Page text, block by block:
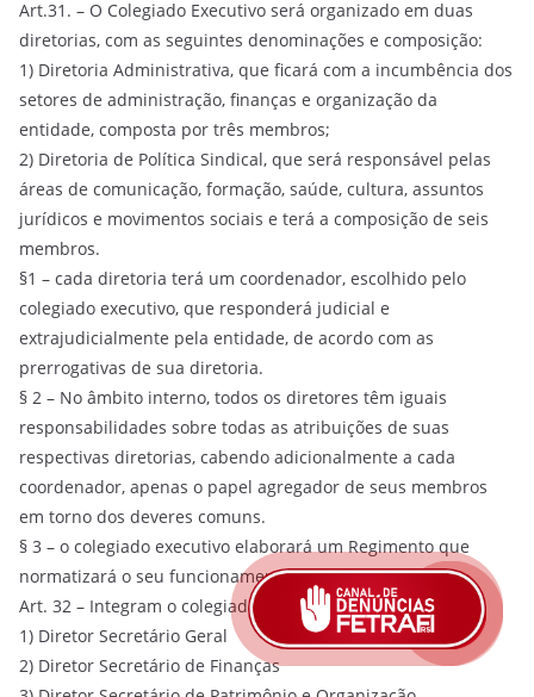
Art.31. – O Colegiado Executivo será organizado em duas
diretorias, com as seguintes denominações e composição:
1) Diretoria Administrativa, que ficará com a incumbência dos
setores de administração, finanças e organização da
entidade, composta por três membros;
2) Diretoria de Política Sindical, que será responsável pelas
áreas de comunicação, formação, saúde, cultura, assuntos
jurídicos e movimentos sociais e terá a composição de seis
membros.
§1 – cada diretoria terá um coordenador, escolhido pelo
colegiado executivo, que responderá judicial e
extrajudicialmente pela entidade, de acordo com as
prerrogativas de sua diretoria.
§ 2 – No âmbito interno, todos os diretores têm iguais
responsabilidades sobre todas as atribuições de suas
respectivas diretorias, cabendo adicionalmente a cada
coordenador, apenas o papel agregador de seus membros
em torno dos deveres comuns.
§ 3 – o colegiado executivo elaborará um Regimento que
normatizará o seu funcionamento interno.
Art. 32 – Integram o colegiado executivo:
1) Diretor Secretário Geral
2) Diretor Secretário de Finanças